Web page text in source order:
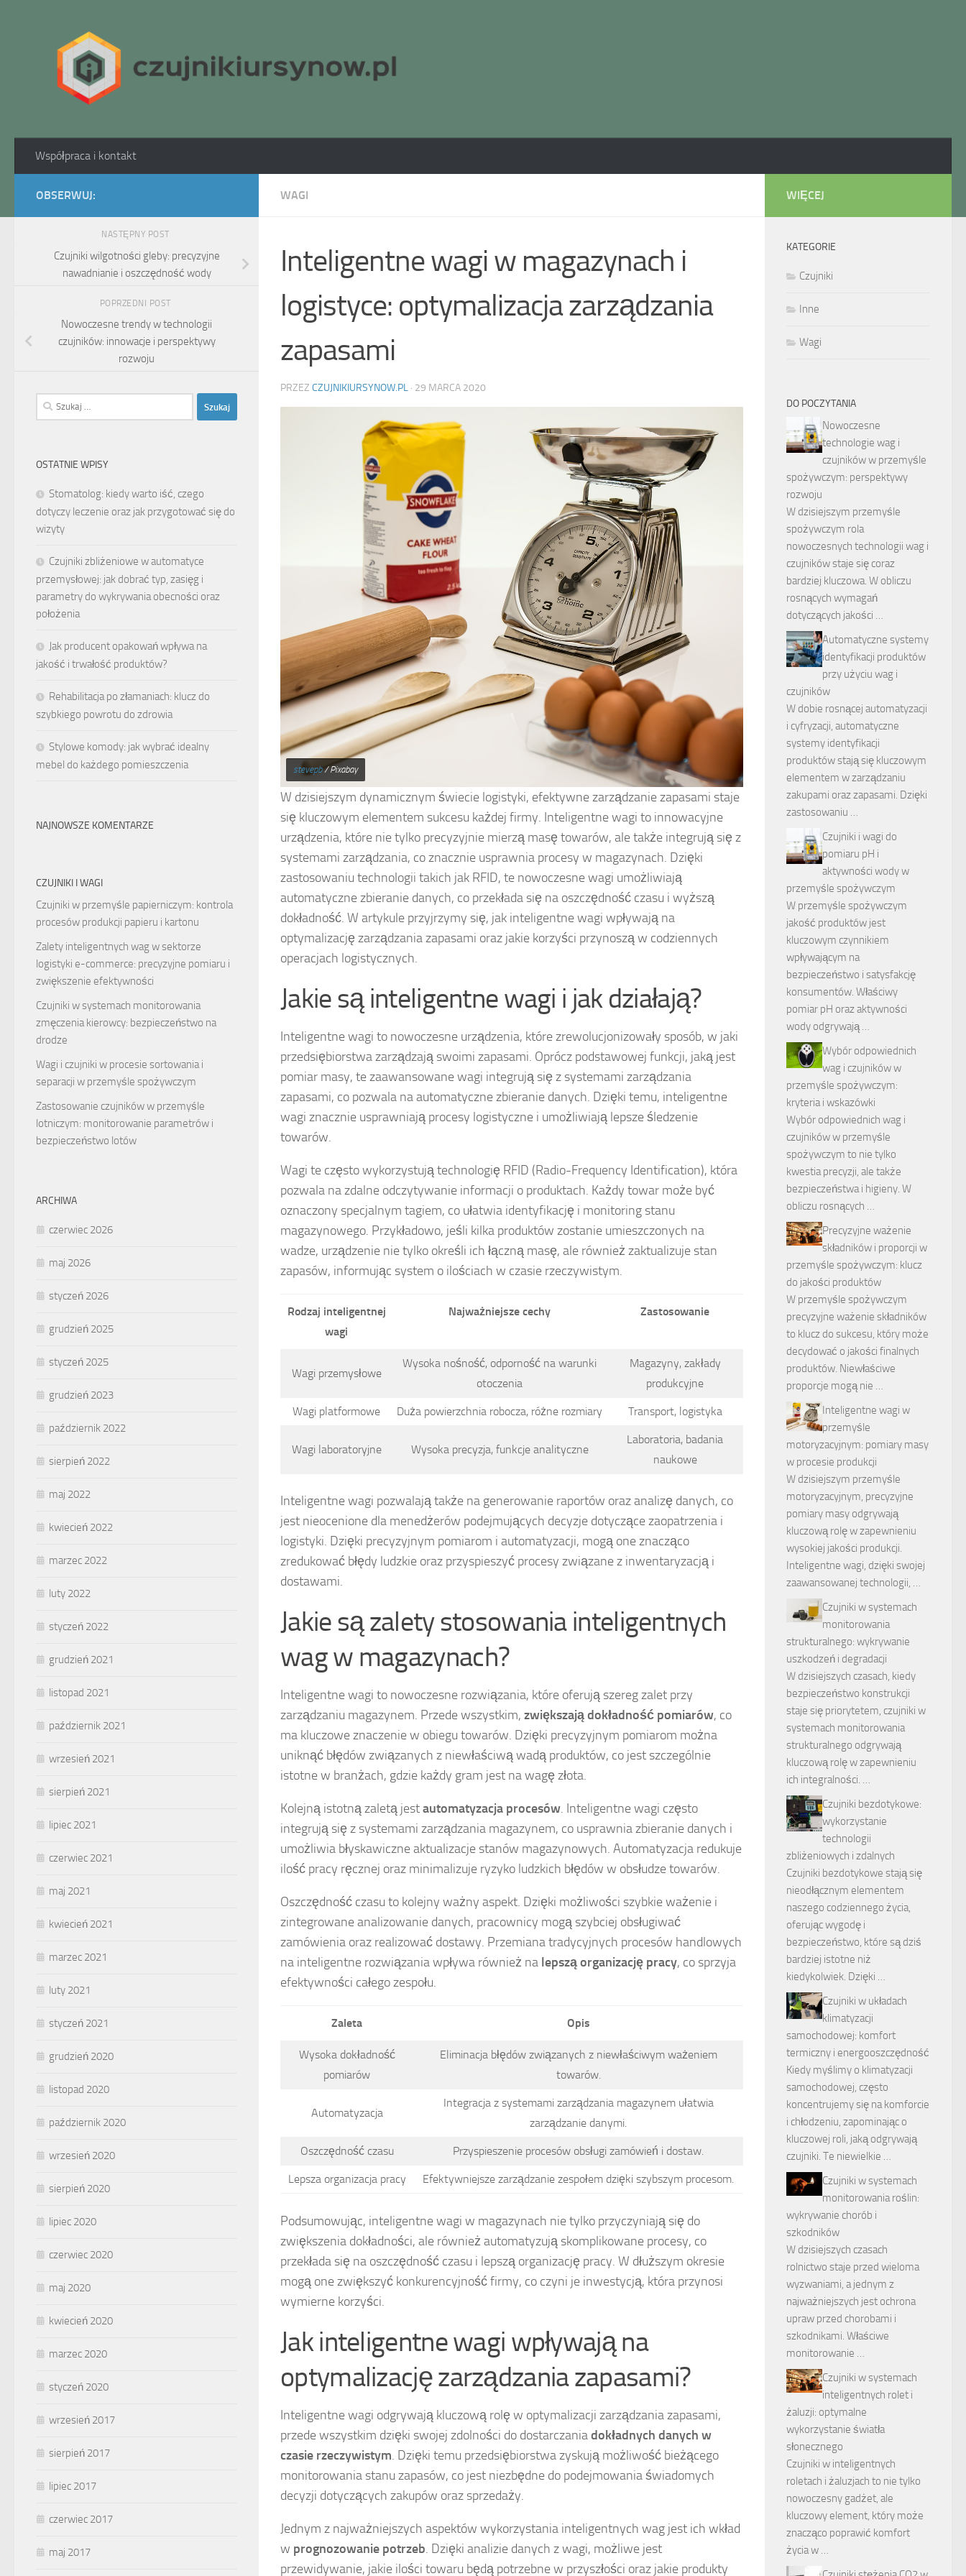
Współpraca i kontakt
WAGI
Inteligentne wagi w magazynach i
logistyce: optymalizacja zarządzania
zapasami
PRZEZ CZUJNIKIURSYNOW.PL · 29 MARCA 2020
stevepb/ Pixabay
W dzisiejszym dynamicznym świecie logistyki, efektywne zarządzanie zapasami staje
się kluczowym elementem sukcesu każdej firmy. Inteligentne wagi to innowacyjne
urządzenia, które nie tylko precyzyjnie mierzą masę towarów, ale także integrują się z
systemami zarządzania, co znacznie usprawnia procesy w magazynach. Dzięki
zastosowaniu technologii takich jak RFID, te nowoczesne wagi umożliwiają
automatyczne zbieranie danych, co przekłada się na oszczędność czasu i wyższą
dokładność. W artykule przyjrzymy się, jak inteligentne wagi wpływają na
optymalizację zarządzania zapasami oraz jakie korzyści przynoszą w codziennych
operacjach logistycznych.
Jakie są inteligentne wagi i jak działają?
Inteligentne wagi to nowoczesne urządzenia, które zrewolucjonizowały sposób, w jaki
przedsiębiorstwa zarządzają swoimi zapasami. Oprócz podstawowej funkcji, jaką jest
pomiar masy, te zaawansowane wagi integrują się z systemami zarządzania
zapasami, co pozwala na automatyczne zbieranie danych. Dzięki temu, inteligentne
wagi znacznie usprawniają procesy logistyczne i umożliwiają lepsze śledzenie
towarów.
Wagi te często wykorzystują technologię RFID (Radio-Frequency Identification), która
pozwala na zdalne odczytywanie informacji o produktach. Każdy towar może być
oznaczony specjalnym tagiem, co ułatwia identyfikację i monitoring stanu
magazynowego. Przykładowo, jeśli kilka produktów zostanie umieszczonych na
wadze, urządzenie nie tylko określi ich łączną masę, ale również zaktualizuje stan
zapasów, informując system o ilościach w czasie rzeczywistym.
Rodzaj inteligentnej
wagi
Najważniejsze cechy Zastosowanie
Wagi przemysłowe
Wysoka nośność, odporność na warunki
otoczenia
Magazyny, zakłady
produkcyjne
Wagi platformowe Duża powierzchnia robocza, różne rozmiary Transport, logistyka
Wagi laboratoryjne Wysoka precyzja, funkcje analityczne
Laboratoria, badania
naukowe
Inteligentne wagi pozwalają także na generowanie raportów oraz analizę danych, co
jest nieocenione dla menedżerów podejmujących decyzje dotyczące zaopatrzenia i
logistyki. Dzięki precyzyjnym pomiarom i automatyzacji, mogą one znacząco
zredukować błędy ludzkie oraz przyspieszyć procesy związane z inwentaryzacją i
dostawami.
Jakie są zalety stosowania inteligentnych
wag w magazynach?
Inteligentne wagi to nowoczesne rozwiązania, które oferują szereg zalet przy
zarządzaniu magazynem. Przede wszystkim, zwiększają dokładność pomiarów, co
ma kluczowe znaczenie w obiegu towarów. Dzięki precyzyjnym pomiarom można
uniknąć błędów związanych z niewłaściwą wadą produktów, co jest szczególnie
istotne w branżach, gdzie każdy gram jest na wagę złota.
Kolejną istotną zaletą jestautomatyzacja procesów. Inteligentne wagi często
integrują się z systemami zarządzania magazynem, co usprawnia zbieranie danych i
umożliwia błyskawiczne aktualizacje stanów magazynowych. Automatyzacja redukuje
ilość pracy ręcznej oraz minimalizuje ryzyko ludzkich błędów w obsłudze towarów.
Oszczędność czasu to kolejny ważny aspekt. Dzięki możliwości szybkie ważenie i
zintegrowane analizowanie danych, pracownicy mogą szybciej obsługiwać
zamówienia oraz realizować dostawy. Przemiana tradycyjnych procesów handlowych
na inteligentne rozwiązania wpływa również na lepszą organizację pracy, co sprzyja
efektywności całego zespołu.
Zaleta Opis
Wysoka dokładność
pomiarów
Eliminacja błędów związanych z niewłaściwym ważeniem
towarów.
Automatyzacja
Integracja z systemami zarządzania magazynem ułatwia
zarządzanie danymi.
Oszczędność czasu Przyspieszenie procesów obsługi zamówień i dostaw.
Lepsza organizacja pracy Efektywniejsze zarządzanie zespołem dzięki szybszym procesom.
Podsumowując, inteligentne wagi w magazynach nie tylko przyczyniają się do
zwiększenia dokładności, ale również automatyzują skomplikowane procesy, co
przekłada się na oszczędność czasu i lepszą organizację pracy. W dłuższym okresie
mogą one zwiększyć konkurencyjność firmy, co czyni je inwestycją, która przynosi
wymierne korzyści.
Jak inteligentne wagi wpływają na
optymalizację zarządzania zapasami?
Inteligentne wagi odgrywają kluczową rolę w optymalizacji zarządzania zapasami,
przede wszystkim dzięki swojej zdolności do dostarczaniadokładnych danych w
czasie rzeczywistym. Dzięki temu przedsiębiorstwa zyskują możliwość bieżącego
monitorowania stanu zapasów, co jest niezbędne do podejmowania świadomych
decyzji dotyczących zakupów oraz sprzedaży.
Jednym z najważniejszych aspektów wykorzystania inteligentnych wag jest ich wkład
w prognozowanie potrzeb. Dzięki analizie danych z wagi, możliwe jest
przewidywanie, jakie ilości towaru będą potrzebne w przyszłości oraz jakie produkty
OBSERWUJ:
NASTĘPNY POST
Czujniki wilgotności gleby: precyzyjne
nawadnianie i oszczędność wody
POPRZEDNI POST
Nowoczesne trendy w technologii
czujników: innowacje i perspektywy
rozwoju
Szukaj:
OSTATNIE WPISY
Stomatolog: kiedy warto iść, czego
dotyczy leczenie oraz jak przygotować się do
wizyty
Czujniki zbliżeniowe w automatyce
przemysłowej: jak dobrać typ, zasięg i
parametry do wykrywania obecności oraz
położenia
Jak producent opakowań wpływa na
jakość i trwałość produktów?
Rehabilitacja po złamaniach: klucz do
szybkiego powrotu do zdrowia
Stylowe komody: jak wybrać idealny
mebel do każdego pomieszczenia
NAJNOWSZE KOMENTARZE
CZUJNIKI I WAGI
Czujniki w przemyśle papierniczym: kontrola
procesów produkcji papieru i kartonu
Zalety inteligentnych wag w sektorze
logistyki e-commerce: precyzyjne pomiaru i
zwiększenie efektywności
Czujniki w systemach monitorowania
zmęczenia kierowcy: bezpieczeństwo na
drodze
Wagi i czujniki w procesie sortowania i
separacji w przemyśle spożywczym
Zastosowanie czujników w przemyśle
lotniczym: monitorowanie parametrów i
bezpieczeństwo lotów
ARCHIWA
czerwiec 2026
maj 2026
styczeń 2026
grudzień 2025
styczeń 2025
grudzień 2023
październik 2022
sierpień 2022
maj 2022
kwiecień 2022
marzec 2022
luty 2022
styczeń 2022
grudzień 2021
listopad 2021
październik 2021
wrzesień 2021
sierpień 2021
lipiec 2021
czerwiec 2021
maj 2021
kwiecień 2021
marzec 2021
luty 2021
styczeń 2021
grudzień 2020
listopad 2020
październik 2020
wrzesień 2020
sierpień 2020
lipiec 2020
czerwiec 2020
maj 2020
kwiecień 2020
marzec 2020
styczeń 2020
wrzesień 2017
sierpień 2017
lipiec 2017
czerwiec 2017
maj 2017
WIĘCEJ
KATEGORIE
Czujniki
Inne
Wagi
DO POCZYTANIA
Nowoczesne
technologie wag i
czujników w przemyśle
spożywczym: perspektywy
rozwoju
W dzisiejszym przemyśle
spożywczym rola
nowoczesnych technologii wag i
czujników staje się coraz
bardziej kluczowa. W obliczu
rosnących wymagań
dotyczących jakości …
Automatyczne systemy
identyfikacji produktów
przy użyciu wag i
czujników
W dobie rosnącej automatyzacji
i cyfryzacji, automatyczne
systemy identyfikacji
produktów stają się kluczowym
elementem w zarządzaniu
zakupami oraz zapasami. Dzięki
zastosowaniu …
Czujniki i wagi do
pomiaru pH i
aktywności wody w
przemyśle spożywczym
W przemyśle spożywczym
jakość produktów jest
kluczowym czynnikiem
wpływającym na
bezpieczeństwo i satysfakcję
konsumentów. Właściwy
pomiar pH oraz aktywności
wody odgrywają …
Wybór odpowiednich
wag i czujników w
przemyśle spożywczym:
kryteria i wskazówki
Wybór odpowiednich wag i
czujników w przemyśle
spożywczym to nie tylko
kwestia precyzji, ale także
bezpieczeństwa i higieny. W
obliczu rosnących …
Precyzyjne ważenie
składników i proporcji w
przemyśle spożywczym: klucz
do jakości produktów
W przemyśle spożywczym
precyzyjne ważenie składników
to klucz do sukcesu, który może
decydować o jakości finalnych
produktów. Niewłaściwe
proporcje mogą nie …
Inteligentne wagi w
przemyśle
motoryzacyjnym: pomiary masy
w procesie produkcji
W dzisiejszym przemyśle
motoryzacyjnym, precyzyjne
pomiary masy odgrywają
kluczową rolę w zapewnieniu
wysokiej jakości produkcji.
Inteligentne wagi, dzięki swojej
zaawansowanej technologii, …
Czujniki w systemach
monitorowania
strukturalnego: wykrywanie
uszkodzeń i degradacji
W dzisiejszych czasach, kiedy
bezpieczeństwo konstrukcji
staje się priorytetem, czujniki w
systemach monitorowania
strukturalnego odgrywają
kluczową rolę w zapewnieniu
ich integralności. …
Czujniki bezdotykowe:
wykorzystanie
technologii
zbliżeniowych i zdalnych
Czujniki bezdotykowe stają się
nieodłącznym elementem
naszego codziennego życia,
oferując wygodę i
bezpieczeństwo, które są dziś
bardziej istotne niż
kiedykolwiek. Dzięki …
Czujniki w układach
klimatyzacji
samochodowej: komfort
termiczny i energooszczędność
Kiedy myślimy o klimatyzacji
samochodowej, często
koncentrujemy się na komforcie
i chłodzeniu, zapominając o
kluczowej roli, jaką odgrywają
czujniki. Te niewielkie …
Czujniki w systemach
monitorowania roślin:
wykrywanie chorób i
szkodników
W dzisiejszych czasach
rolnictwo staje przed wieloma
wyzwaniami, a jednym z
najważniejszych jest ochrona
upraw przed chorobami i
szkodnikami. Właściwe
monitorowanie …
Czujniki w systemach
inteligentnych rolet i
żaluzji: optymalne
wykorzystanie światła
słonecznego
Czujniki w inteligentnych
roletach i żaluzjach to nie tylko
nowoczesny gadżet, ale
kluczowy element, który może
znacząco poprawić komfort
życia w …